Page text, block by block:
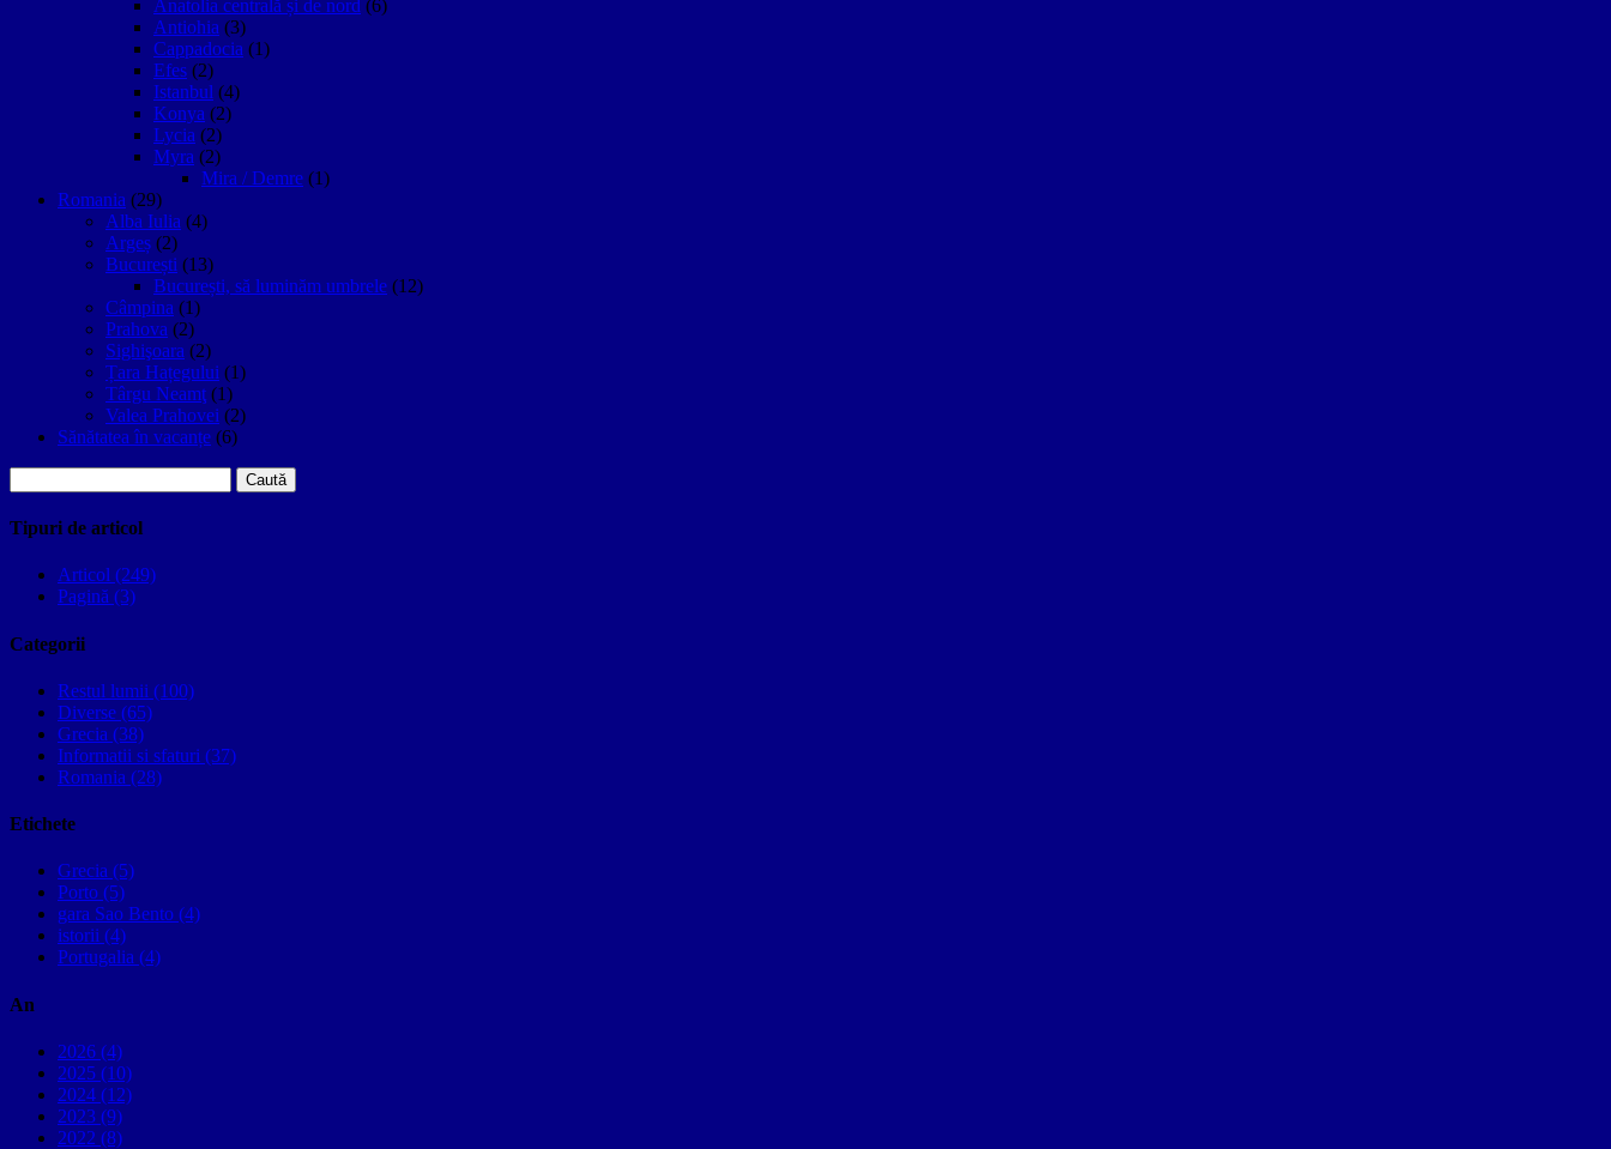
Anatolia centrală și de nord (6)
Antiohia (3)
Cappadocia (1)
Efes (2)
Istanbul (4)
Konya (2)
Lycia (2)
Myra (2)
Mira / Demre (1)
Romania (29)
Alba Iulia (4)
Argeș (2)
București (13)
București, să luminăm umbrele (12)
Câmpina (1)
Prahova (2)
Sighişoara (2)
Țara Hațegului (1)
Târgu Neamţ (1)
Valea Prahovei (2)
Sănătatea în vacanțe (6)
după:
Tipuri de articol
Articol (249)
Pagină (3)
Categorii
Restul lumii (100)
Diverse (65)
Grecia (38)
Informatii si sfaturi (37)
Romania (28)
Etichete
Grecia (5)
Porto (5)
gara Sao Bento (4)
istorii (4)
Portugalia (4)
An
2026 (4)
2025 (10)
2024 (12)
2023 (9)
2022 (8)